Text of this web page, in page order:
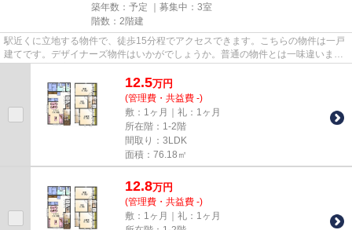
築年数：予定 ｜募集中： 3室
階数：2階建
駅近くに立地する物件で、徒歩15分程でアクセスできます。こちらの物件は一戸
建てです。デザイナーズ物件はいかがでしょうか。普通の物件とは一味違いま
12.5万円
(管理費・共益費 -)
敷：1ヶ月｜礼：1ヶ月
所在階：1-2階
間取り：3LDK
面積：76.18㎡
12.8万円
(管理費・共益費 -)
敷：1ヶ月｜礼：1ヶ月